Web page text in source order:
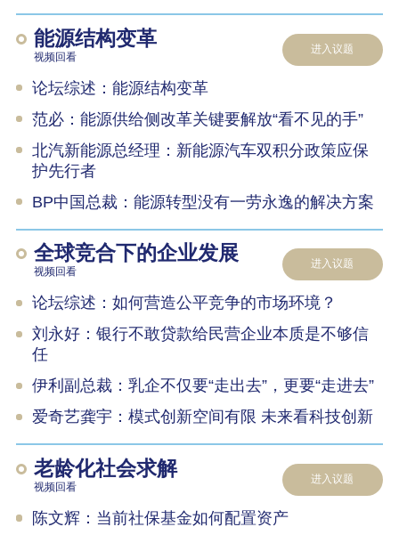
能源结构变革
视频回看
进入议题
论坛综述：能源结构变革
范必：能源供给侧改革关键要解放“看不见的手”
北汽新能源总经理：新能源汽车双积分政策应保
护先行者
BP中国总裁：能源转型没有一劳永逸的解决方案
全球竞合下的企业发展
视频回看
进入议题
论坛综述：如何营造公平竞争的市场环境？
刘永好：银行不敢贷款给民营企业本质是不够信
任
伊利副总裁：乳企不仅要“走出去”，更要“走进去”
爱奇艺龚宇：模式创新空间有限 未来看科技创新
老龄化社会求解
视频回看
进入议题
陈文辉：当前社保基金如何配置资产